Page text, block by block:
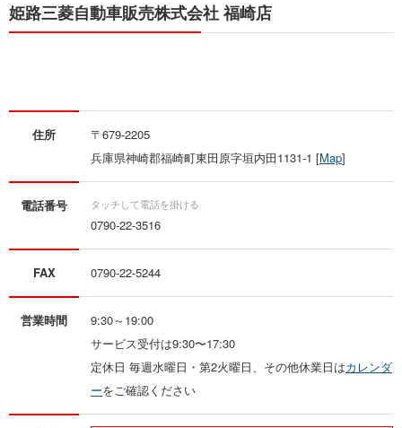
姫路三菱自動車販売株式会社 福崎店
住所
〒679-2205
兵庫県神崎郡福崎町東田原字垣内田1131-1 [Map]
電話番号
0790-22-3516
FAX 0790-22-5244
営業時間
9:30～19:00
サービス受付は9:30〜17:30
定休日 毎週水曜日・第2火曜日、その他休業日はカレンダ
ーをご確認ください